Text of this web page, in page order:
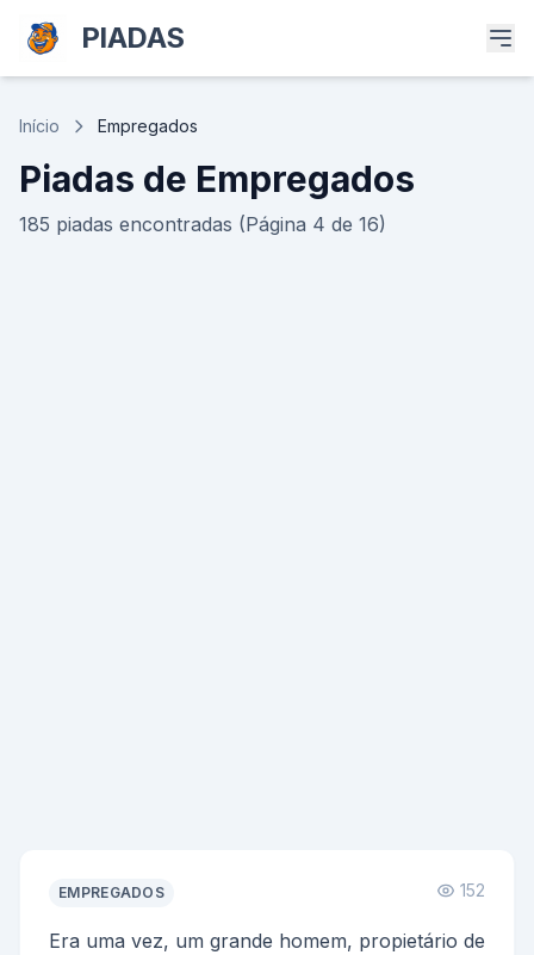
PIADAS
Início Empregados
Piadas de Empregados
185 piadas encontradas (Página 4 de 16)
EMPREGADOS 152
Era uma vez, um grande homem, propietário de